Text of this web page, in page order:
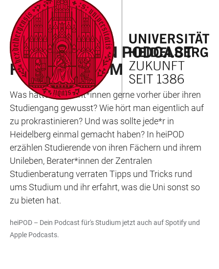
LINKS
ZUR
BARRIEREFREIHEIT
ZUM
HAUPTINHALT
HAUPTNAVIGATION
ÖFFNEN
WEBSEITENSUCHE
ÖFFNEN
HEIPOD – DEIN PODCAST
FÜR'S STUDIUM
Was hätten Student*innen gerne vorher über ihren
Studiengang gewusst? Wie hört man eigentlich auf
zu prokrastinieren? Und was sollte jede*r in
Heidelberg einmal gemacht haben? In heiPOD
erzählen Studierende von ihren Fächern und ihrem
Unileben, Berater*innen der Zentralen
Studienberatung verraten Tipps und Tricks rund
ums Studium und ihr erfahrt, was die Uni sonst so
zu bieten hat.
heiPOD – Dein Podcast für's Studium jetzt auch auf Spotify und
Apple Podcasts.